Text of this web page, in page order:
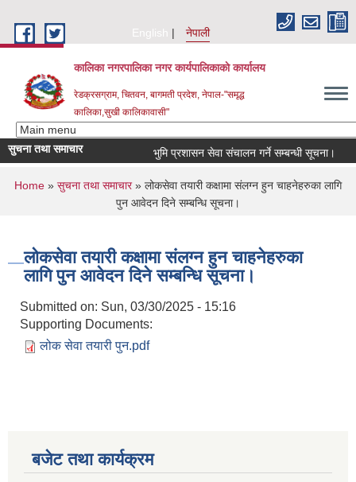
English
नेपाली
कालिका नगरपालिका नगर कार्यपालिकाकाे कार्यालय
रेडक्रसग्राम, चितवन, बागमती प्रदेश, नेपाल-"समृद्ध
कालिका,सुखी कालिकावासी"
सुचना तथा समाचार भुमि प्रशासन सेवा संचालन गर्ने सम्बन्धी सूचना।
You are here
Home » सुचना तथा समाचार» लोकसेवा तयारी कक्षामा संलग्न हुन चाहनेहरुका लागि
पुन आवेदन दिने सम्बन्धि सूचना।
लोकसेवा तयारी कक्षामा संलग्न हुन चाहनेहरुका
लागि पुन आवेदन दिने सम्बन्धि सूचना।
Submitted on: Sun, 03/30/2025 - 15:16
Supporting Documents:
लोक सेवा तयारी पुन.pdf
बजेट तथा कार्यक्रम